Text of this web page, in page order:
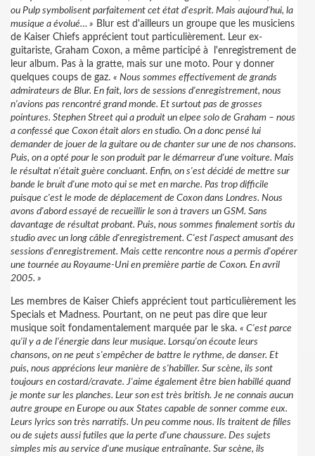
ou Pulp symbolisent parfaitement cet état d'esprit. Mais aujourd'hui, la
musique a évolué… » Blur est d'ailleurs un groupe que les musiciens
de Kaiser Chiefs apprécient tout particulièrement. Leur ex-
guitariste, Graham Coxon, a même participé à
l'enregistrement de
leur album. Pas à la gratte, mais sur une moto. Pour y donner
quelques coups de gaz. « Nous sommes effectivement de grands
admirateurs de Blur. En fait, lors de sessions d'enregistrement, nous
n'avions pas rencontré grand monde. Et surtout pas de grosses
pointures. Stephen Street qui a produit un elpee solo de Graham – nous
a confessé que Coxon était alors en studio. On a donc pensé lui
demander de jouer de la guitare ou de chanter sur une de nos chansons.
Puis, on a opté pour le son produit par le démarreur d'une voiture. Mais
le résultat n'était guère concluant. Enfin, on s'est décidé de mettre sur
bande le bruit d'une moto qui se met en marche. Pas trop difficile
puisque c'est le mode de déplacement de Coxon dans Londres. Nous
avons d'abord essayé de recueillir le son à travers un GSM. Sans
davantage de résultat probant. Puis, nous sommes finalement sortis du
studio avec un long câble d'enregistrement. C'est l'aspect amusant des
sessions d'enregistrement. Mais cette rencontre nous a permis d'opérer
une tournée au Royaume-Uni en première partie de Coxon. En avril
2005. »
Les membres de Kaiser Chiefs apprécient tout particulièrement les
Specials et Madness. Pourtant, on ne peut pas dire que leur
musique soit fondamentalement marquée par le ska. « C'est parce
qu'il y a de l'énergie dans leur musique. Lorsqu'on écoute leurs
chansons, on ne peut s'empêcher de battre le rythme, de danser. Et
puis, nous apprécions leur manière de s'habiller. Sur scène, ils sont
toujours en costard/cravate. J'aime également être bien habillé quand
je monte sur les planches. Leur son est très british. Je ne connais aucun
autre groupe en Europe ou aux States capable de sonner comme eux.
Leurs lyrics son très narratifs. Un peu comme nous. Ils traitent de filles
ou de sujets aussi futiles que la perte d'une chaussure. Des sujets
simples mis au service d'une musique entraînante. Sur scène, ils